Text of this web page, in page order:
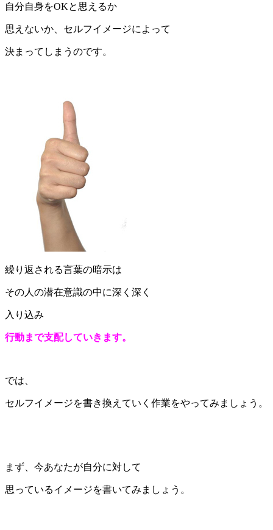
自分自身をOKと思えるか
思えないか、セルフイメージによって
決まってしまうのです。
繰り返される言葉の暗示は
その人の潜在意識の中に深く深く
入り込み
行動まで支配していきます。
では、
セルフイメージを書き換えていく作業をやってみましょう。
まず、今あなたが自分に対して
思っているイメージを書いてみましょう。